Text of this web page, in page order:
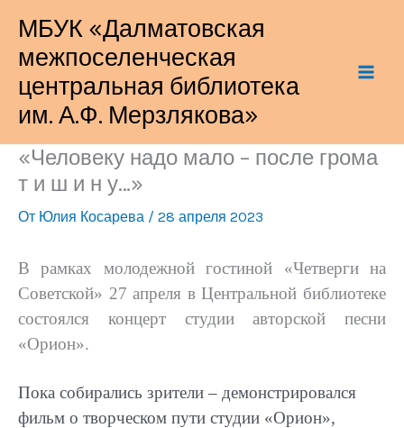
содержимому
МБУК «Далматовская
межпоселенческая
центральная библиотека
им. А.Ф. Мерзлякова»
«Человеку надо мало – после грома
т и ш и н у…»
От Юлия Косарева / 28 апреля 2023
В рамках молодежной гостиной «Четверги на
Советской» 27 апреля в Центральной библиотеке
состоялся концерт студии авторской песни
«Орион».
Пока собирались зрители – демонстрировался
фильм о творческом пути студии «Орион»,